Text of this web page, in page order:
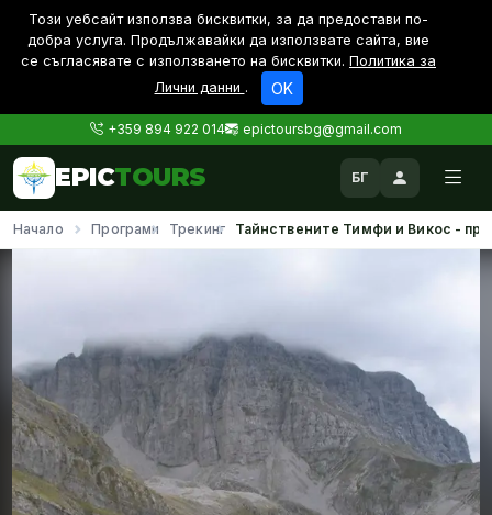
Този уебсайт използва бисквитки, за да предостави по-
дoбра услуга. Продължавайки да използвате сайта, вие
се съгласявате с използването на бисквитки. Политика за
Лични данни . OK
+359 894 922 014 epictoursbg@gmail.com
EPICTOURS БГ
Начало Програми Трекинг Тайнствените Тимфи и Викос -